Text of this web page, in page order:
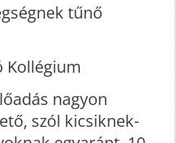
tűnő
Kollégium
nagyon
szól kicsiknek-